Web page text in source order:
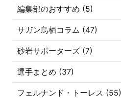
編集部のおすすめ (5)
サガン鳥栖コラム (47)
砂岩サポーターズ (7)
選手まとめ (37)
フェルナンド・トーレス (55)